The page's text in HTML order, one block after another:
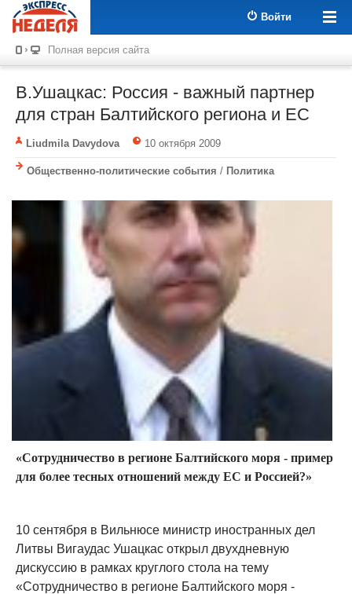
Войти
Полная версия сайта
В.Ушацкас: Россия - важный партнер
для стран Балтийского региона и ЕС
Liudmila Davydova 10 октября 2009
Общественно-политические события / Политика
«Сотрудничество в регионе Балтийского моря - пример
для более тесных отношений между ЕС и Россией?»
10 сентября в Вильнюсе министр иностранных дел
Литвы Вигаудас Ушацкас открыл двухдневную
дискуссию в рамках круглого стола на тему
«Сотрудничество в регионе Балтийского моря -